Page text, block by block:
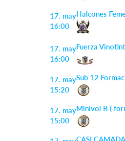
17. may
16:00
Halcones
17. may
16:00
Fuerza
17. may
15:20
Sub 12
17. may
15:00
Minivol B (
CASI